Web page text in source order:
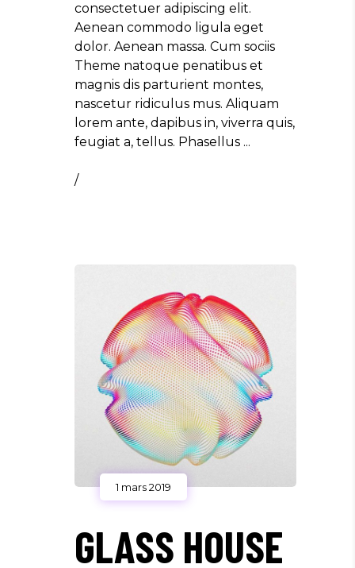
consectetuer adipiscing elit.
Aenean commodo ligula eget
dolor. Aenean massa. Cum sociis
Theme natoque penatibus et
magnis dis parturient montes,
nascetur ridiculus mus. Aliquam
lorem ante, dapibus in, viverra quis,
feugiat a, tellus. Phasellus
/
1 mars 2019
GLASS HOUSE